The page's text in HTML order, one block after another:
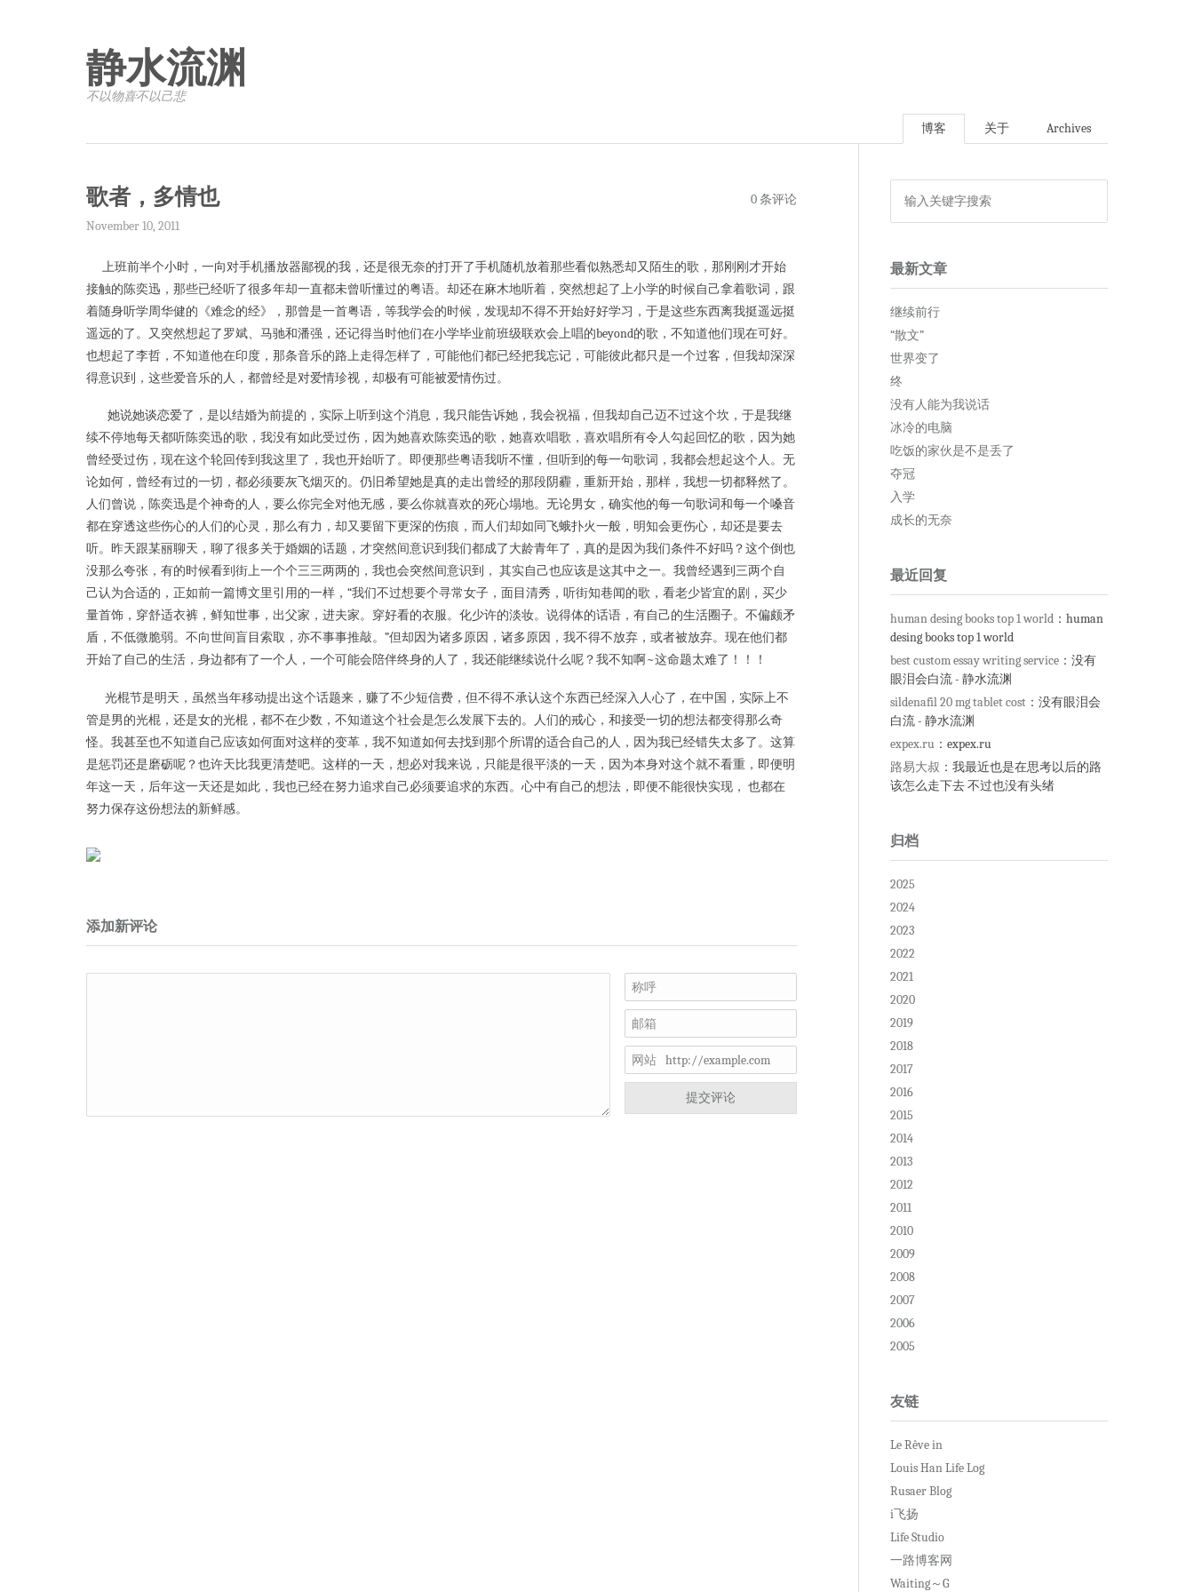
静水流渊
不以物喜·不以己悲
博客 关于 Archives
歌者，多情也
November 10, 2011
0 条评论
上班前半个小时，一向对手机播放器鄙视的我，还是很无奈的打开了手机随机放着那些看似熟悉却又陌生的歌，那刚刚才开始
接触的陈奕迅，那些已经听了很多年却一直都未曾听懂过的粤语。却还在麻木地听着，突然想起了上小学的时候自己拿着歌词，跟
着随身听学周华健的《难念的经》，那曾是一首粤语，等我学会的时候，发现却不得不开始好好学习，于是这些东西离我挺遥远挺
遥远的了。又突然想起了罗斌、马驰和潘强，还记得当时他们在小学毕业前班级联欢会上唱的beyond的歌，不知道他们现在可好。
也想起了李哲，不知道他在印度，那条音乐的路上走得怎样了，可能他们都已经把我忘记，可能彼此都只是一个过客，但我却深深
得意识到，这些爱音乐的人，都曾经是对爱情珍视，却极有可能被爱情伤过。
她说她谈恋爱了，是以结婚为前提的，实际上听到这个消息，我只能告诉她，我会祝福，但我却自己迈不过这个坎，于是我继
续不停地每天都听陈奕迅的歌，我没有如此受过伤，因为她喜欢陈奕迅的歌，她喜欢唱歌，喜欢唱所有令人勾起回忆的歌，因为她
曾经受过伤，现在这个轮回传到我这里了，我也开始听了。即便那些粤语我听不懂，但听到的每一句歌词，我都会想起这个人。无
论如何，曾经有过的一切，都必须要灰飞烟灭的。仍旧希望她是真的走出曾经的那段阴霾，重新开始，那样，我想一切都释然了。
人们曾说，陈奕迅是个神奇的人，要么你完全对他无感，要么你就喜欢的死心塌地。无论男女，确实他的每一句歌词和每一个嗓音
都在穿透这些伤心的人们的心灵，那么有力，却又要留下更深的伤痕，而人们却如同飞蛾扑火一般，明知会更伤心，却还是要去
听。昨天跟某丽聊天，聊了很多关于婚姻的话题，才突然间意识到我们都成了大龄青年了，真的是因为我们条件不好吗？这个倒也
没那么夸张，有的时候看到街上一个个三三两两的，我也会突然间意识到， 其实自己也应该是这其中之一。我曾经遇到三两个自
己认为合适的，正如前一篇博文里引用的一样，“我们不过想要个寻常女子，面目清秀，听街知巷闻的歌，看老少皆宜的剧，买少
量首饰，穿舒适衣裤，鲜知世事，出父家，进夫家。穿好看的衣服。化少许的淡妆。说得体的话语，有自己的生活圈子。不偏颇矛
盾，不低微脆弱。不向世间盲目索取，亦不事事推敲。”但却因为诸多原因，诸多原因，我不得不放弃，或者被放弃。现在他们都
开始了自己的生活，身边都有了一个人，一个可能会陪伴终身的人了，我还能继续说什么呢？我不知啊~这命题太难了！！！
光棍节是明天，虽然当年移动提出这个话题来，赚了不少短信费，但不得不承认这个东西已经深入人心了，在中国，实际上不
管是男的光棍，还是女的光棍，都不在少数，不知道这个社会是怎么发展下去的。人们的戒心，和接受一切的想法都变得那么奇
怪。我甚至也不知道自己应该如何面对这样的变革，我不知道如何去找到那个所谓的适合自己的人，因为我已经错失太多了。这算
是惩罚还是磨砺呢？也许天比我更清楚吧。这样的一天，想必对我来说，只能是很平淡的一天，因为本身对这个就不看重，即便明
年这一天，后年这一天还是如此，我也已经在努力追求自己必须要追求的东西。心中有自己的想法，即便不能很快实现， 也都在
努力保存这份想法的新鲜感。
添加新评论
称呼
邮箱
网站
提交评论
最新文章
继续前行
“散文”
世界变了
终
没有人能为我说话
冰冷的电脑
吃饭的家伙是不是丢了
夺冠
入学
成长的无奈
最近回复
human desing books top 1 world ：human
desing books top 1 world
best custom essay writing service ：没有
眼泪会白流 - 静水流渊
sildenafil 20 mg tablet cost ：没有眼泪会
白流 - 静水流渊
expex.ru ：expex.ru
路易大叔 ：我最近也是在思考以后的路
该怎么走下去 不过也没有头绪
归档
2025
2024
2023
2022
2021
2020
2019
2018
2017
2016
2015
2014
2013
2012
2011
2010
2009
2008
2007
2006
2005
友链
Le Rêve in
Louis Han Life Log
Rusaer Blog
i飞扬
Life Studio
一路博客网
Waiting～G